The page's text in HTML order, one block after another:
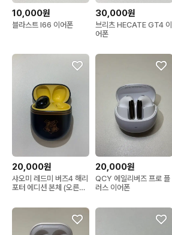
10,000원
블라스트 I66 이어폰
30,000원
브리츠 HECATE GT4 이
어폰
20,000원
샤오미 레드미 버즈4 해리
포터 에디션 본체 (오른쪽
20,000원
QCY 에일리버즈 프로 플
러스 이어폰